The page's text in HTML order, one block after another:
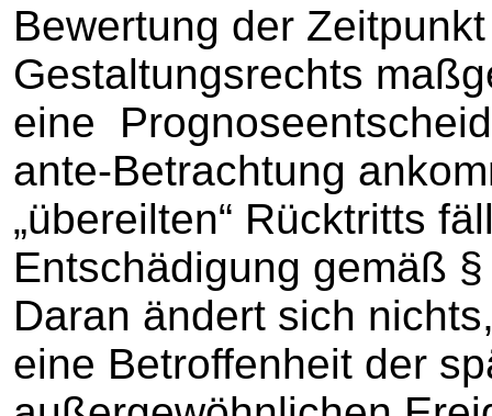
Bewertung der
Gestaltungsrechts
eine
ante-Betrachtung
„übereilten“ Rücktritts
Entschädigung gemäß
Daran ändert sich
eine Betroffenheit der